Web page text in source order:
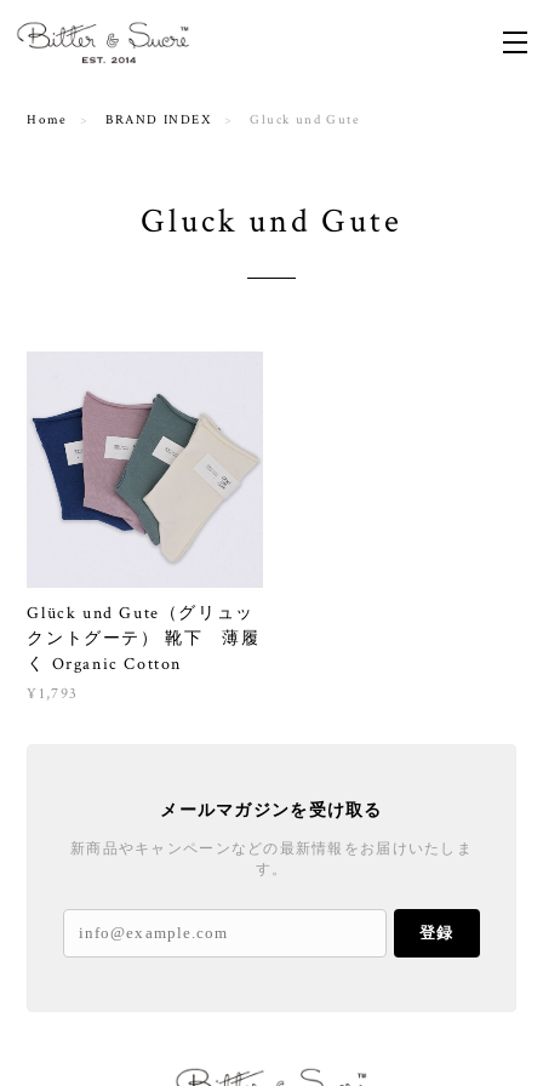
Home BRAND INDEX Gluck und Gute
Gluck und Gute
Glück und Gute（グリュッ
クントグーテ） 靴下 薄履
く Organic Cotton
¥1,793
メールマガジンを受け取る
新商品やキャンペーンなどの最新情報をお届けいたしま
す。
登録